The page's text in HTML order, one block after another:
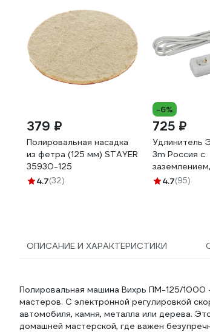
379 ₽
Полировальная насадка
из фетра (125 мм) STAYER
35930-125
4.7(32)
-6%
725 ₽
Удлинитель
3m Россия с
ПВС, с выкл,
4.7(95)
ОПИСАНИЕ И ХАРАКТЕРИСТИКИ
Полировальная машина Вихрь ПМ-125/
мастеров. С электронной регулировкой
автомобиля, камня, металла или дерева.
домашней мастерской, где важен